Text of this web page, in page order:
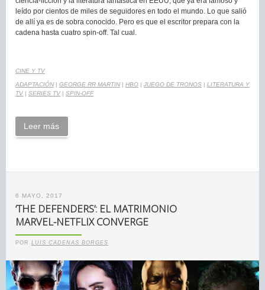
leído por cientos de miles de seguidores en todo el mundo. Lo que salió
de allí ya es de sobra conocido. Pero es que el escritor prepara con la
cadena hasta cuatro spin-off. Tal cual.
CINE Y TV
ADAPTACIÓN | GEORGE RR MARTIN | HBO | JUEGO DE TRONOS | LITERATURA Y
TV | SERIES TV | SPIN-OFF
Leer más
6 MAYO, 2017
‘THE DEFENDERS’: EL MATRIMONIO
MARVEL-NETFLIX CONVERGE
POR LUIS CADENAS BORGES